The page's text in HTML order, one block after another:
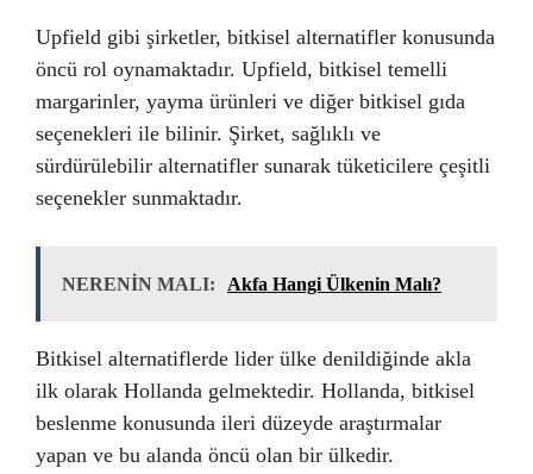
Upfield gibi şirketler, bitkisel alternatifler konusunda
öncü rol oynamaktadır. Upfield, bitkisel temelli
margarinler, yayma ürünleri ve diğer bitkisel gıda
seçenekleri ile bilinir. Şirket, sağlıklı ve
sürdürülebilir alternatifler sunarak tüketicilere çeşitli
seçenekler sunmaktadır.
NERENİN MALI: Akfa Hangi Ülkenin Malı?
Bitkisel alternatiflerde lider ülke denildiğinde akla
ilk olarak Hollanda gelmektedir. Hollanda, bitkisel
beslenme konusunda ileri düzeyde araştırmalar
yapan ve bu alanda öncü olan bir ülkedir.